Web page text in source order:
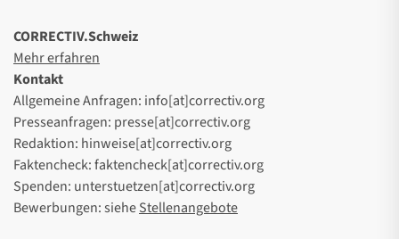
CORRECTIV.Schweiz
Mehr erfahren
Kontakt
Allgemeine Anfragen: info[at]correctiv.org
Presseanfragen: presse[at]correctiv.org
Redaktion: hinweise[at]correctiv.org
Faktencheck: faktencheck[at]correctiv.org
Spenden: unterstuetzen[at]correctiv.org
Bewerbungen: sieheStellenangebote